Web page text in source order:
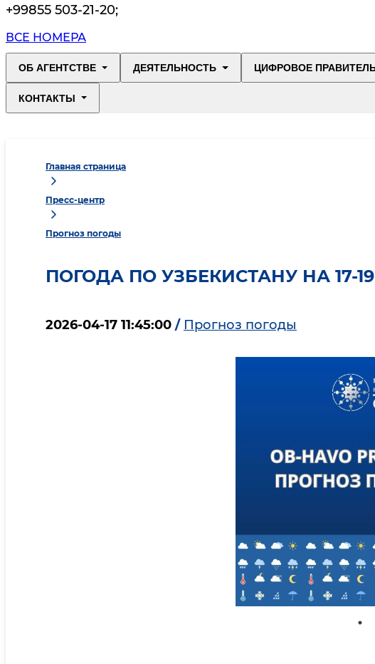
+99855 503-21-20;
ВСЕ НОМЕРА
ОБ АГЕНТСТВЕ ДЕЯТЕЛЬНОСТЬ ЦИФРОВОЕ
КОНТАКТЫ
Главная страница
Пресс-центр
Прогноз погоды
ПОГОДА ПО УЗБЕКИСТАНУ НА 17-
2026-04-17 11:45:00 / Прогноз погоды